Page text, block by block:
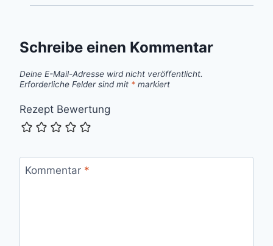
Schreibe einen Kommentar
Deine E-Mail-Adresse wird nicht veröffentlicht.
Erforderliche Felder sind mit * markiert
Rezept Bewertung
Kommentar *